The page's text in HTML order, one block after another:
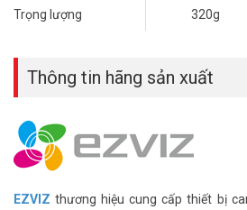
Trọng lượng 320g
Thông tin hãng sản xuất
EZVIZ thương hiệu cung cấp thiết bị